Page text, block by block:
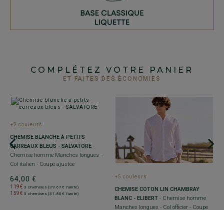
COMPLÉTEZ VOTRE PANIER
ET FAITES DES ÉCONOMIES
+2 couleurs
CHEMISE BLANCHE À PETITS
CARREAUX BLEUS - SALVATORE -
Chemise homme Manches longues -
Col italien - Coupe ajustée
64,00 €
119€ 3 chemises (39.67€ l'unité)
159€ 5 chemises (31.80€ l'unité)
+5 couleurs
CHEMISE COTON LIN CHAMBRAY
BLANC - ELIBERT - Chemise homme
Manches longues - Col officier - Coupe